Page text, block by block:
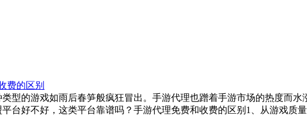
费的区别
型的游戏如雨后春笋般疯狂冒出。手游代理也蹭着手游市场的热度而
台好不好，这类平台靠谱吗？手游代理免费和收费的区别1、从游戏质